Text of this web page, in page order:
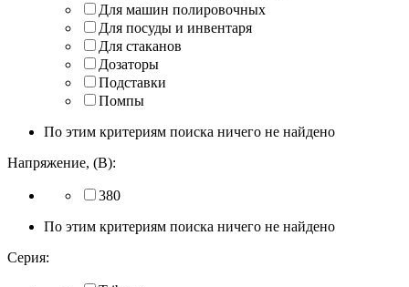
Для машин полировочных
Для посуды и инвентаря
Для стаканов
Дозаторы
Подставки
Помпы
По этим критериям поиска ничего не найдено
Напряжение, (В):
380
По этим критериям поиска ничего не найдено
Серия: